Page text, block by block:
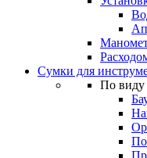
Сумки для
По виду